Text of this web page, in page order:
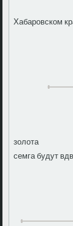
Хабаровском
золота
семга будут